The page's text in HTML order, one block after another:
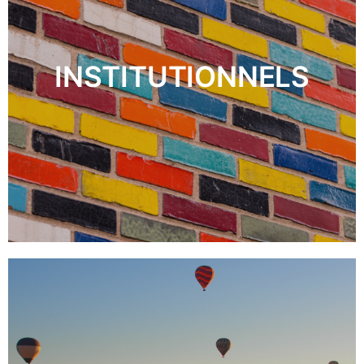
INSTITUTIONNELS
DÉCOUVRIR